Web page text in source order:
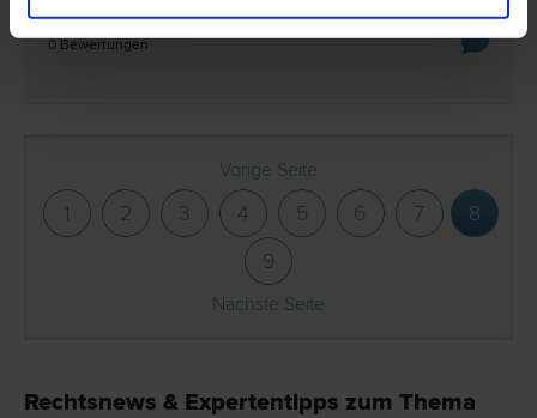
0 Bewertungen
Vorige Seite
1 2 3 4 5 6 7
8
9
Nächste Seite
Rechtsnews & Expertentipps zum Thema